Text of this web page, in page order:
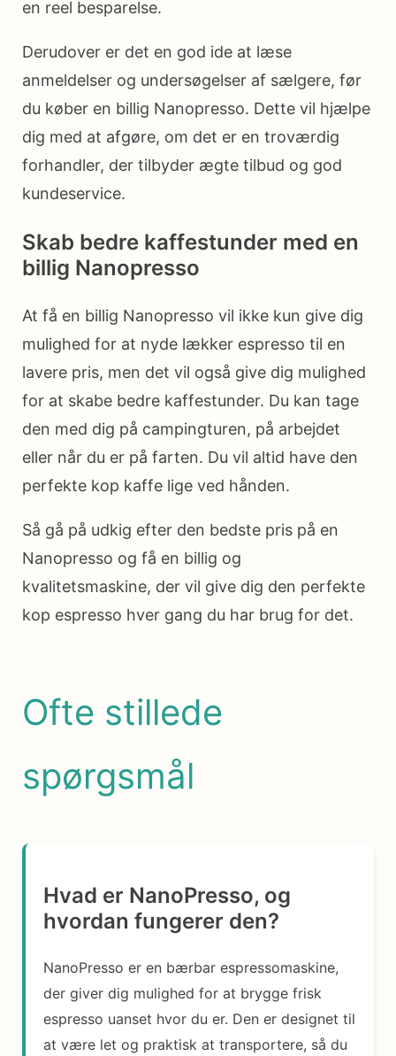
en reel besparelse.
Derudover er det en god ide at læse
anmeldelser og undersøgelser af sælgere, før
du køber en billig Nanopresso. Dette vil hjælpe
dig med at afgøre, om det er en troværdig
forhandler, der tilbyder ægte tilbud og god
kundeservice.
Skab bedre kaffestunder med en
billig Nanopresso
At få en billig Nanopresso vil ikke kun give dig
mulighed for at nyde lækker espresso til en
lavere pris, men det vil også give dig mulighed
for at skabe bedre kaffestunder. Du kan tage
den med dig på campingturen, på arbejdet
eller når du er på farten. Du vil altid have den
perfekte kop kaffe lige ved hånden.
Så gå på udkig efter den bedste pris på en
Nanopresso og få en billig og
kvalitetsmaskine, der vil give dig den perfekte
kop espresso hver gang du har brug for det.
Ofte stillede
spørgsmål
Hvad er NanoPresso, og
hvordan fungerer den?
NanoPresso er en bærbar espressomaskine,
der giver dig mulighed for at brygge frisk
espresso uanset hvor du er. Den er designet til
at være let og praktisk at transportere, så du